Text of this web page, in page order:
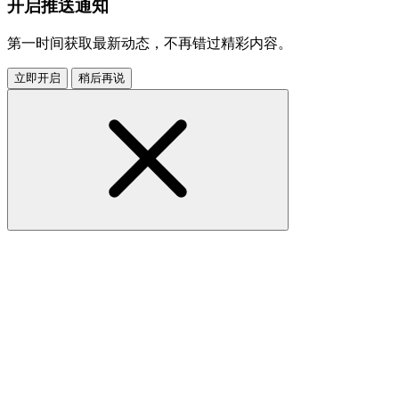
开启推送通知
第一时间获取最新动态，不再错过精彩内容。
立即开启 稍后再说